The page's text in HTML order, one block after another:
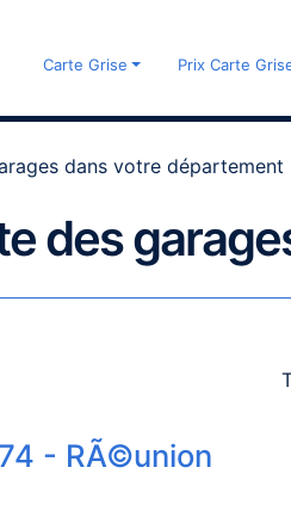
Carte Grise Prix Carte
dans votre département
des
- RÃ©union